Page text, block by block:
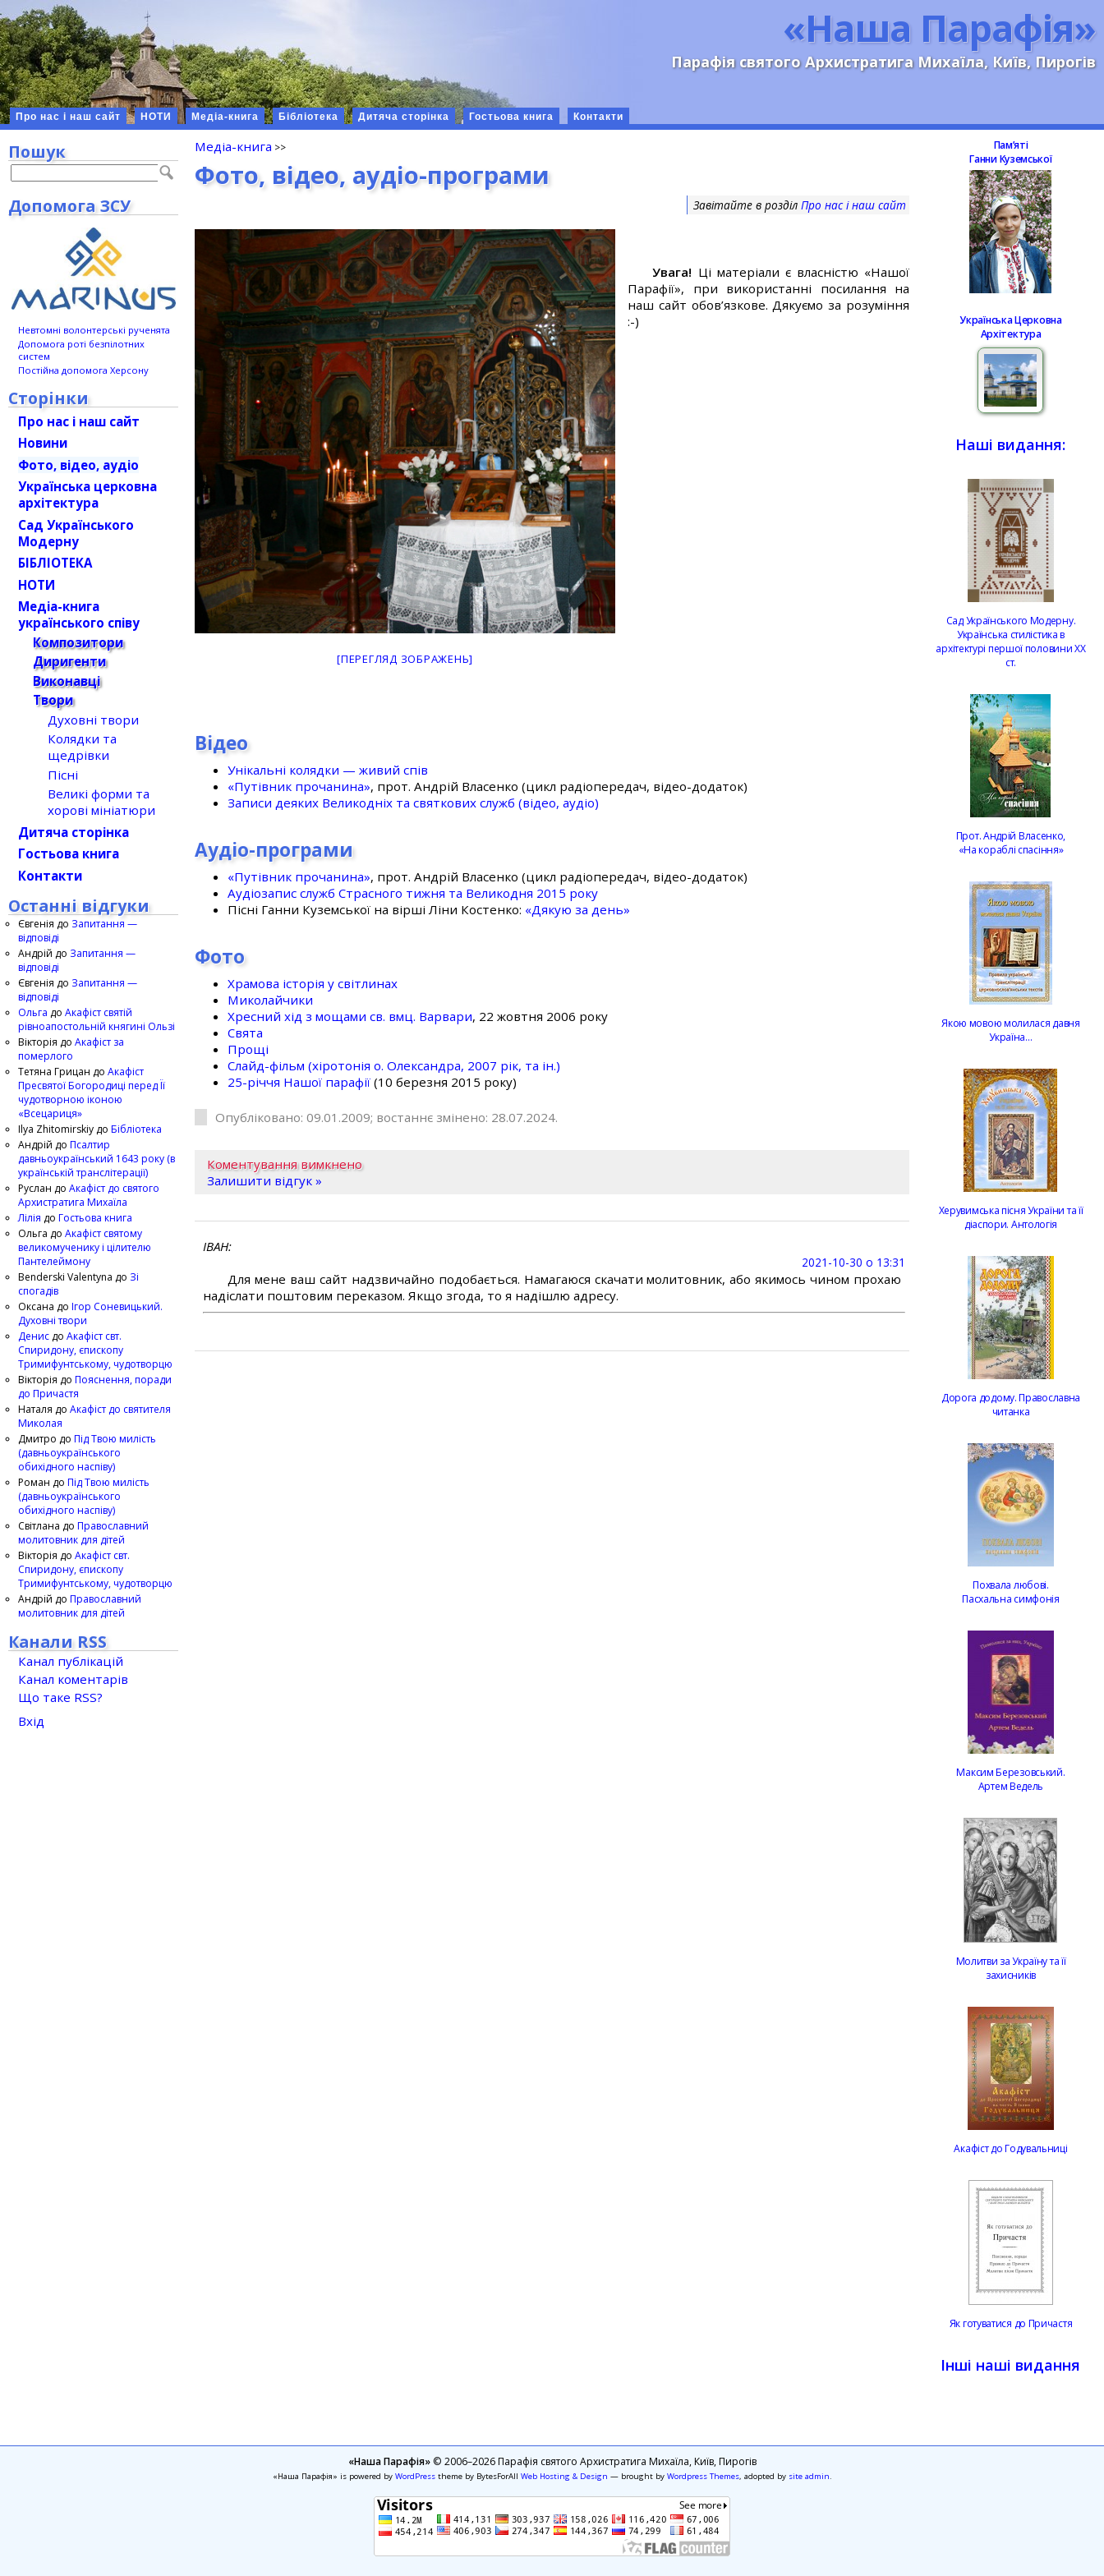
«Наша Парафія»
Парафія святого Архистратига Михаїла, Київ, Пирогів
Про нас і наш сайт НОТИ Медіа-книга Бібліотека Дитяча сторінка Гостьова книга Контакти
Медіа-книга
Фото, відео, аудіо-програми
[ПЕРЕГЛЯД ЗОБРАЖЕНЬ]
Завітайте в розділ Про нас і наш сайт
Увага! Ці матеріали є власністю «Нашої
Парафії», при використанні посилання на
наш сайт обов’язкове. Дякуємо за розуміння
:-)
Відео
Унікальні колядки — живий спів
«Путівник прочанина», прот. Андрій Власенко (цикл радіопередач, відео-додаток)
Записи деяких Великодніх та святкових служб (відео, аудіо)
Аудіо-програми
«Путівник прочанина», прот. Андрій Власенко (цикл радіопередач, відео-додаток)
Аудіозапис служб Страсного тижня та Великодня 2015 року
Пісні Ганни Куземської на вірші Ліни Костенко: «Дякую за день»
Фото
Храмова історія у світлинах
Миколайчики
Хресний хід з мощами св. вмц. Варвари, 22 жовтня 2006 року
Свята
Прощі
Слайд-фільм (хіротонія о. Олександра, 2007 рік, та ін.)
25-рiччя Нашої парафiї (10 березня 2015 року)
Опубліковано: 09.01.2009; востаннє змінено: 28.07.2024.
Коментування вимкнено
Залишити відгук »
ІВАН
2021-10-30 о 13:31
Для мене ваш сайт надзвичайно подобається. Намагаюся скачати молитовник, або якимось чином прохаю
надіслати поштовим переказом. Якщо згода, то я надішлю адресу.
Пошук
Допомога ЗСУ
Невтомні волонтерські рученята
Допомога роті безпілотних
систем
Постійна допомога Херсону
Сторінки
Про нас і наш сайт
Новини
Фото, відео, аудіо
Українська церковна
архітектура
Сад Українського
Модерну
БІБЛІОТЕКА
НОТИ
Медіа-книга
українського співу
Композитори
Диригенти
Виконавці
Твори
Духовні твори
Колядки та
щедрівки
Пісні
Великі форми та
хорові мініатюри
Дитяча сторінка
Гостьова книга
Контакти
Останні відгуки
Євгенія до Запитання —
відповіді
Андрій до Запитання —
відповіді
Євгенія до Запитання —
відповіді
Ольга до Акафіст святій
рівноапостольній княгині Ользі
Вікторія до Акафіст за
померлого
Тетяна Грицан до Акафіст
Пресвятої Богородиці перед Її
чудотворною іконою
«Всецариця»
Ilya Zhitomirskiy до Бібліотека
Андрій до Псалтир
давньоукраїнський 1643 року (в
українській транслітерації)
Руслан до Акафіст до святого
Архистратига Михаїла
Лілія до Гостьова книга
Ольга до Акафіст святому
великомученику і цілителю
Пантелеймону
Benderski Valentyna до Зі
спогадів
Оксана до Ігор Соневицький.
Духовні твори
Денис до Акафіст свт.
Спиридону, єпископу
Тримифунтському, чудотворцю
Вікторія до Пояснення, поради
до Причастя
Наталя до Акафіст до святителя
Миколая
Дмитро до Під Твою милість
(давньоукраїнського
обихідного наспіву)
Роман до Під Твою милість
(давньоукраїнського
обихідного наспіву)
Світлана до Православний
молитовник для дітей
Вікторія до Акафіст свт.
Спиридону, єпископу
Тримифунтському, чудотворцю
Андрій до Православний
молитовник для дітей
Канали RSS
Канал публікацій
Канал коментарів
Що таке RSS?
Вхід
Памʼяті
Ганни Куземської
Українська Церковна
Архітектура
Наші видання:
Сад Українського Модерну.
Українська стилістика в
архітектурі першої половини ХХ
ст.
Прот. Андрій Власенко,
«На кораблі спасіння»
Якою мовою молилася давня
Україна…
Херувимська пісня України та її
діаспори. Антологія
Дорога додому. Православна
читанка
Похвала любові.
Пасхальна симфонія
Максим Березовський.
Артем Ведель
Молитви за Україну та її
захисників
Акафіст до Годувальниці
Як готуватися до Причастя
Інші наші видання
«Наша Парафія»© 2006–2026 Парафія святого Архистратига Михаїла, Київ, Пирогів
«Наша Парафія» is powered by WordPresstheme by BytesForAll Web Hosting & Design — brought by Wordpress Themes, adopted by site admin.